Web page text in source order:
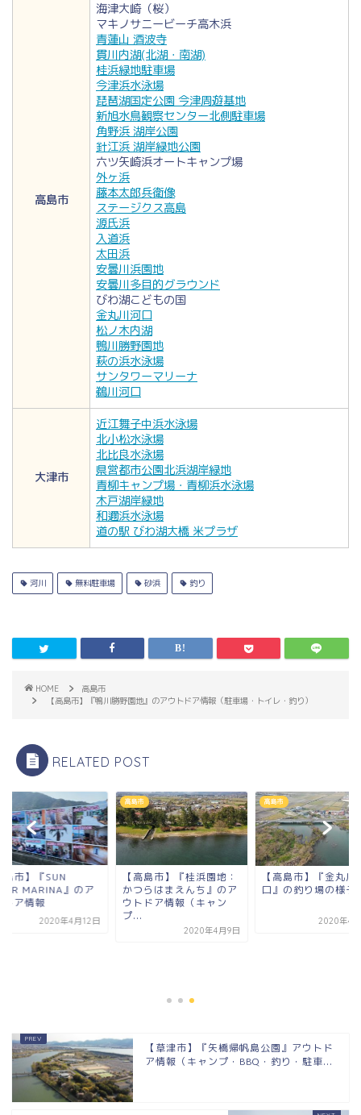
高島市
海津大崎（桜）
マキノサニービーチ高木浜
青蓮山 酒波寺
貫川内湖(北湖・南湖)
桂浜緑地駐車場
今津浜水泳場
琵琶湖国定公園 今津周遊基地
新旭水鳥観察センター北側駐車場
角野浜 湖岸公園
針江浜 湖岸緑地公園
六ツ矢崎浜オートキャンプ場
外ヶ浜
藤本太郎兵衛像
ステージクス高島
源氏浜
入道浜
太田浜
安曇川浜園地
安曇川多目的グラウンド
びわ湖こどもの国
金丸川河口
松ノ木内湖
鴨川勝野園地
萩の浜水泳場
サンタワーマリーナ
鵜川河口
大津市
近江舞子中浜水泳場
北小松水泳場
北比良水泳場
県営都市公園北浜湖岸緑地
青柳キャンプ場・青柳浜水泳場
木戸湖岸緑地
和邇浜水泳場
道の駅 びわ湖大橋 米プラザ
河川 無料駐車場 砂浜 釣り
HOME
高島市
【高島市】『鴨川勝野園地』のアウトドア情報（駐車場・トイレ・釣り）
RELATED POST
島市】『SUN
MARINA』のア
ドア情報
2020年4月12日
高島市
【高島市】『桂浜園地：
かつらはまえんち』のア
ウトドア情報（キャン
プ...
2020年4月9日
高島市
【高島市】『金丸川
口』の釣り場の様子
2020年4
【草津市】『矢橋帰帆島公園』アウトド
ア情報（キャンプ・BBQ・釣り・駐車...